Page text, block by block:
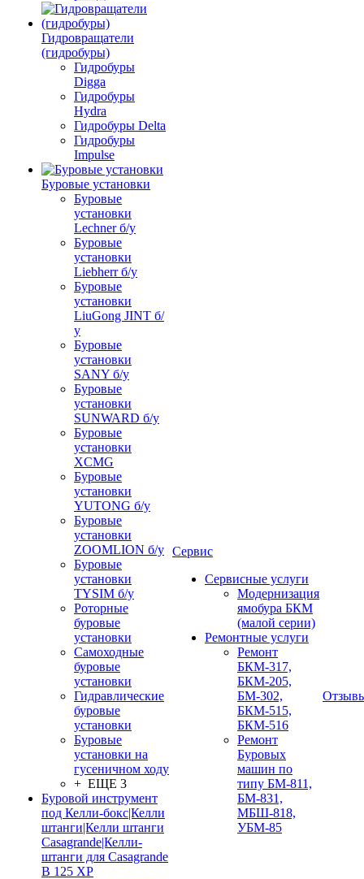
Гидровращатели
(гидробуры)
Гидробуры
Digga
Гидробуры
Hydra
Гидробуры Delta
Гидробуры
Impulse
Буровые установки
Буровые
установки
Lechner б/у
Буровые
установки
Liebherr б/у
Буровые
установки
LiuGong JINT б/
у
Буровые
установки
SANY б/у
Буровые
установки
SUNWARD б/у
Буровые
установки
XCMG
Буровые
установки
YUTONG б/у
Буровые
установки
ZOOMLION б/у
Буровые
установки
TYSIM б/у
Роторные
буровые
установки
Самоходные
буровые
установки
Гидравлические
буровые
установки
Буровые
установки на
гусеничном ходу
+ ЕЩЕ 3
Буровой инструмент
под Келли-бокс|Келли
штанги|Келли штанги
Casagrande|Келли-
штанги для Casagrande
B 125 XP
Сервис
Сервисные услуги
Модернизация
ямобура БКМ
(малой серии)
Ремонтные услуги
Ремонт
БКМ-317,
БКМ-205,
БМ-302,
БКМ-515,
БКМ-516
Ремонт
Буровых
машин по
типу БМ-811,
БМ-831,
МБШ-818,
УБМ-85